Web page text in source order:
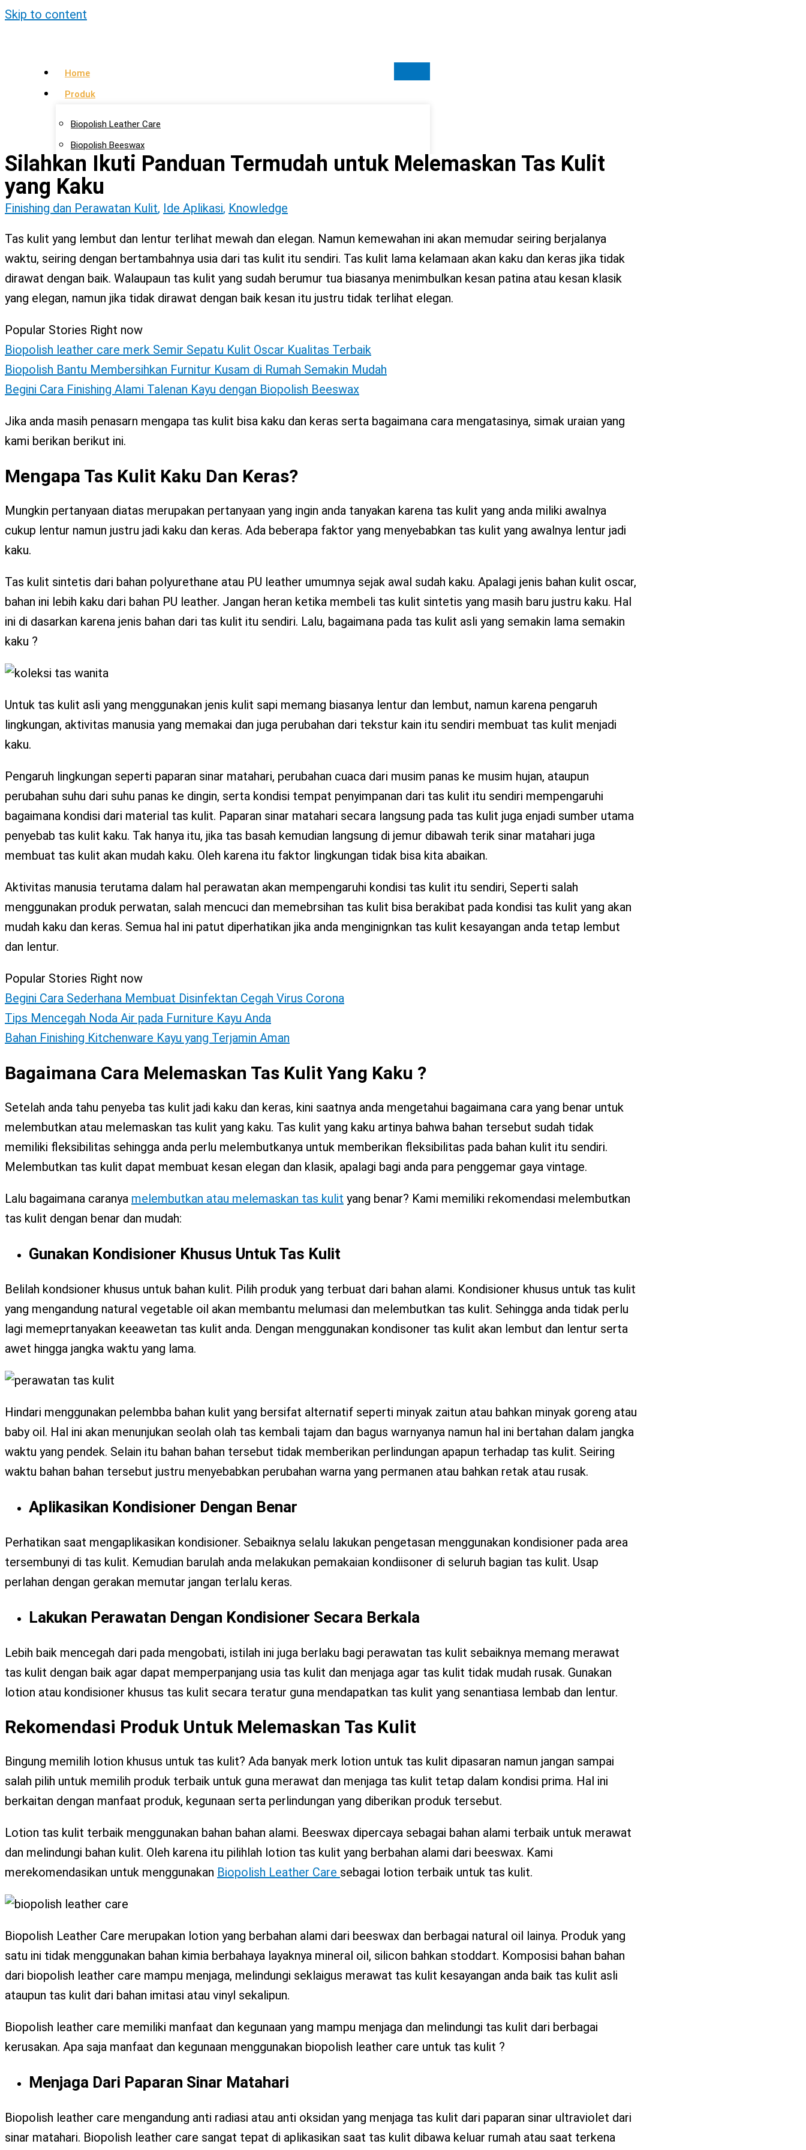
Skip to content
Home
Produk
Biopolish Leather Care
Biopolish Beeswax
Biopolish Natural Oil
Artikel
Lokasi Agen
Kontak Kami
X
Silahkan Ikuti Panduan Termudah untuk Melemaskan Tas Kulit
yang Kaku
Finishing dan Perawatan Kulit, Ide Aplikasi, Knowledge
Tas kulit yang lembut dan lentur terlihat mewah dan elegan. Namun kemewahan ini akan memudar seiring berjalanya
waktu, seiring dengan bertambahnya usia dari tas kulit itu sendiri. Tas kulit lama kelamaan akan kaku dan keras jika tidak
dirawat dengan baik. Walaupaun tas kulit yang sudah berumur tua biasanya menimbulkan kesan patina atau kesan klasik
yang elegan, namun jika tidak dirawat dengan baik kesan itu justru tidak terlihat elegan.
Popular Stories Right now
Biopolish leather care merk Semir Sepatu Kulit Oscar Kualitas Terbaik
Biopolish Bantu Membersihkan Furnitur Kusam di Rumah Semakin Mudah
Begini Cara Finishing Alami Talenan Kayu dengan Biopolish Beeswax
Jika anda masih penasarn mengapa tas kulit bisa kaku dan keras serta bagaimana cara mengatasinya, simak uraian yang
kami berikan berikut ini.
Mengapa Tas Kulit Kaku Dan Keras?
Mungkin pertanyaan diatas merupakan pertanyaan yang ingin anda tanyakan karena tas kulit yang anda miliki awalnya
cukup lentur namun justru jadi kaku dan keras. Ada beberapa faktor yang menyebabkan tas kulit yang awalnya lentur jadi
kaku.
Tas kulit sintetis dari bahan polyurethane atau PU leather umumnya sejak awal sudah kaku. Apalagi jenis bahan kulit oscar,
bahan ini lebih kaku dari bahan PU leather. Jangan heran ketika membeli tas kulit sintetis yang masih baru justru kaku. Hal
ini di dasarkan karena jenis bahan dari tas kulit itu sendiri. Lalu, bagaimana pada tas kulit asli yang semakin lama semakin
kaku ?
Untuk tas kulit asli yang menggunakan jenis kulit sapi memang biasanya lentur dan lembut, namun karena pengaruh
lingkungan, aktivitas manusia yang memakai dan juga perubahan dari tekstur kain itu sendiri membuat tas kulit menjadi
kaku.
Pengaruh lingkungan seperti paparan sinar matahari, perubahan cuaca dari musim panas ke musim hujan, ataupun
perubahan suhu dari suhu panas ke dingin, serta kondisi tempat penyimpanan dari tas kulit itu sendiri mempengaruhi
bagaimana kondisi dari material tas kulit. Paparan sinar matahari secara langsung pada tas kulit juga enjadi sumber utama
penyebab tas kulit kaku. Tak hanya itu, jika tas basah kemudian langsung di jemur dibawah terik sinar matahari juga
membuat tas kulit akan mudah kaku. Oleh karena itu faktor lingkungan tidak bisa kita abaikan.
Aktivitas manusia terutama dalam hal perawatan akan mempengaruhi kondisi tas kulit itu sendiri, Seperti salah
menggunakan produk perwatan, salah mencuci dan memebrsihan tas kulit bisa berakibat pada kondisi tas kulit yang akan
mudah kaku dan keras. Semua hal ini patut diperhatikan jika anda menginignkan tas kulit kesayangan anda tetap lembut
dan lentur.
Popular Stories Right now
Begini Cara Sederhana Membuat Disinfektan Cegah Virus Corona
Tips Mencegah Noda Air pada Furniture Kayu Anda
Bahan Finishing Kitchenware Kayu yang Terjamin Aman
Bagaimana Cara Melemaskan Tas Kulit Yang Kaku ?
Setelah anda tahu penyeba tas kulit jadi kaku dan keras, kini saatnya anda mengetahui bagaimana cara yang benar untuk
melembutkan atau melemaskan tas kulit yang kaku. Tas kulit yang kaku artinya bahwa bahan tersebut sudah tidak
memiliki fleksibilitas sehingga anda perlu melembutkanya untuk memberikan fleksibilitas pada bahan kulit itu sendiri.
Melembutkan tas kulit dapat membuat kesan elegan dan klasik, apalagi bagi anda para penggemar gaya vintage.
Lalu bagaimana caranya melembutkan atau melemaskan tas kulit yang benar? Kami memiliki rekomendasi melembutkan
tas kulit dengan benar dan mudah:
Gunakan Kondisioner Khusus Untuk Tas Kulit
Belilah kondsioner khusus untuk bahan kulit. Pilih produk yang terbuat dari bahan alami. Kondisioner khusus untuk tas kulit
yang mengandung natural vegetable oil akan membantu melumasi dan melembutkan tas kulit. Sehingga anda tidak perlu
lagi memeprtanyakan keeawetan tas kulit anda. Dengan menggunakan kondisoner tas kulit akan lembut dan lentur serta
awet hingga jangka waktu yang lama.
Hindari menggunakan pelembba bahan kulit yang bersifat alternatif seperti minyak zaitun atau bahkan minyak goreng atau
baby oil. Hal ini akan menunjukan seolah olah tas kembali tajam dan bagus warnyanya namun hal ini bertahan dalam jangka
waktu yang pendek. Selain itu bahan bahan tersebut tidak memberikan perlindungan apapun terhadap tas kulit. Seiring
waktu bahan bahan tersebut justru menyebabkan perubahan warna yang permanen atau bahkan retak atau rusak.
Aplikasikan Kondisioner Dengan Benar
Perhatikan saat mengaplikasikan kondisioner. Sebaiknya selalu lakukan pengetasan menggunakan kondisioner pada area
tersembunyi di tas kulit. Kemudian barulah anda melakukan pemakaian kondiisoner di seluruh bagian tas kulit. Usap
perlahan dengan gerakan memutar jangan terlalu keras.
Lakukan Perawatan Dengan Kondisioner Secara Berkala
Lebih baik mencegah dari pada mengobati, istilah ini juga berlaku bagi perawatan tas kulit sebaiknya memang merawat
tas kulit dengan baik agar dapat memperpanjang usia tas kulit dan menjaga agar tas kulit tidak mudah rusak. Gunakan
lotion atau kondisioner khusus tas kulit secara teratur guna mendapatkan tas kulit yang senantiasa lembab dan lentur.
Rekomendasi Produk Untuk Melemaskan Tas Kulit
Bingung memilih lotion khusus untuk tas kulit? Ada banyak merk lotion untuk tas kulit dipasaran namun jangan sampai
salah pilih untuk memilih produk terbaik untuk guna merawat dan menjaga tas kulit tetap dalam kondisi prima. Hal ini
berkaitan dengan manfaat produk, kegunaan serta perlindungan yang diberikan produk tersebut.
Lotion tas kulit terbaik menggunakan bahan bahan alami. Beeswax dipercaya sebagai bahan alami terbaik untuk merawat
dan melindungi bahan kulit. Oleh karena itu pilihlah lotion tas kulit yang berbahan alami dari beeswax. Kami
merekomendasikan untuk menggunakan Biopolish Leather Care sebagai lotion terbaik untuk tas kulit.
Biopolish Leather Care merupakan lotion yang berbahan alami dari beeswax dan berbagai natural oil lainya. Produk yang
satu ini tidak menggunakan bahan kimia berbahaya layaknya mineral oil, silicon bahkan stoddart. Komposisi bahan bahan
dari biopolish leather care mampu menjaga, melindungi seklaigus merawat tas kulit kesayangan anda baik tas kulit asli
ataupun tas kulit dari bahan imitasi atau vinyl sekalipun.
Biopolish leather care memiliki manfaat dan kegunaan yang mampu menjaga dan melindungi tas kulit dari berbagai
kerusakan. Apa saja manfaat dan kegunaan menggunakan biopolish leather care untuk tas kulit ?
Menjaga Dari Paparan Sinar Matahari
Biopolish leather care mengandung anti radiasi atau anti oksidan yang menjaga tas kulit dari paparan sinar ultraviolet dari
sinar matahari. Biopolish leather care sangat tepat di aplikasikan saat tas kulit dibawa keluar rumah atau saat terkena